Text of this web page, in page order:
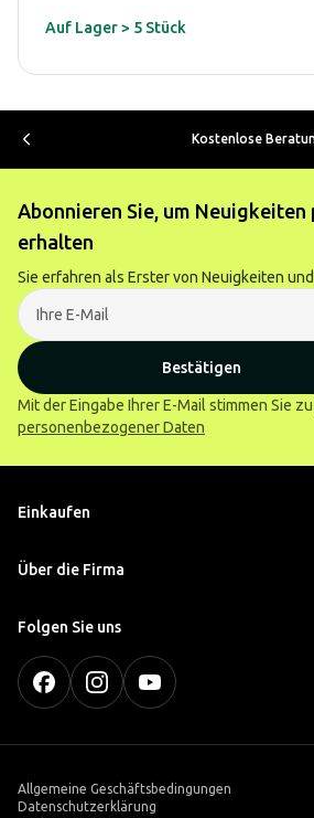
Auf Lager > 5 Stück
Kostenlose
Abonnieren Sie, um Neuigkeiten
erhalten
Sie erfahren als Erster von Neuigkeiten
Bestätigen
Mit der Eingabe Ihrer E-Mail stimmen Sie zu
personenbezogener Daten
Einkaufen
Über die Firma
Folgen Sie uns
Allgemeine Geschäftsbedingungen
Datenschutzerklärung